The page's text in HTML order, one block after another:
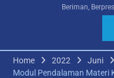
Beriman,
Home 2022 Juni
Modul Pendalaman Materi